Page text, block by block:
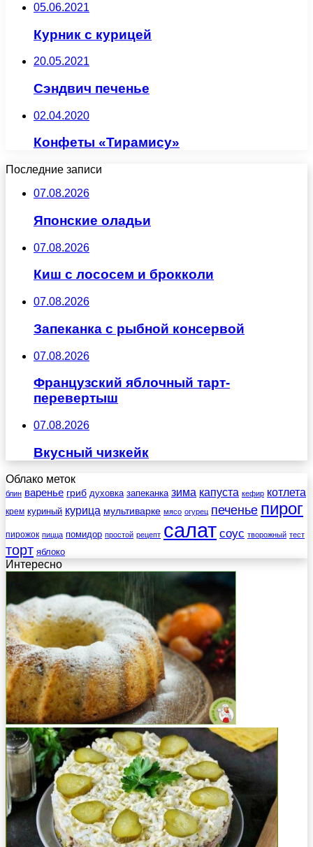
05.06.2021
Курник с курицей
20.05.2021
Сэндвич печенье
02.04.2020
Конфеты «Тирамису»
Последние записи
07.08.2026
Японские оладьи
07.08.2026
Киш с лососем и брокколи
07.08.2026
Запеканка с рыбной консервой
07.08.2026
Французский яблочный тарт-
перевертыш
07.08.2026
Вкусный чизкейк
Облако меток
блин варенье гриб духовка запеканка зима капуста кефир котлета
крем куриный курица мультиварке мясо огурец печенье пирог
пирожок пицца помидор простой рецепт салат соус творожный тест
торт яблоко
Интересно